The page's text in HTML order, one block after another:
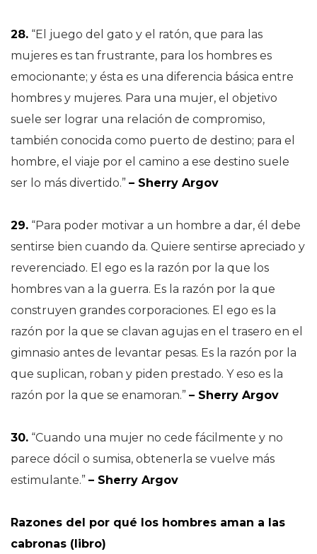
28. “El juego del gato y el ratón, que para las
mujeres es tan frustrante, para los hombres es
emocionante; y ésta es una diferencia básica entre
hombres y mujeres. Para una mujer, el objetivo
suele ser lograr una relación de compromiso,
también conocida como puerto de destino; para el
hombre, el viaje por el camino a ese destino suele
ser lo más divertido.” – Sherry Argov
29. “Para poder motivar a un hombre a dar, él debe
sentirse bien cuando da. Quiere sentirse apreciado y
reverenciado. El ego es la razón por la que los
hombres van a la guerra. Es la razón por la que
construyen grandes corporaciones. El ego es la
razón por la que se clavan agujas en el trasero en el
gimnasio antes de levantar pesas. Es la razón por la
que suplican, roban y piden prestado. Y eso es la
razón por la que se enamoran.” – Sherry Argov
30. “Cuando una mujer no cede fácilmente y no
parece dócil o sumisa, obtenerla se vuelve más
estimulante.” – Sherry Argov
Razones del por qué los hombres aman a las
cabronas (libro)